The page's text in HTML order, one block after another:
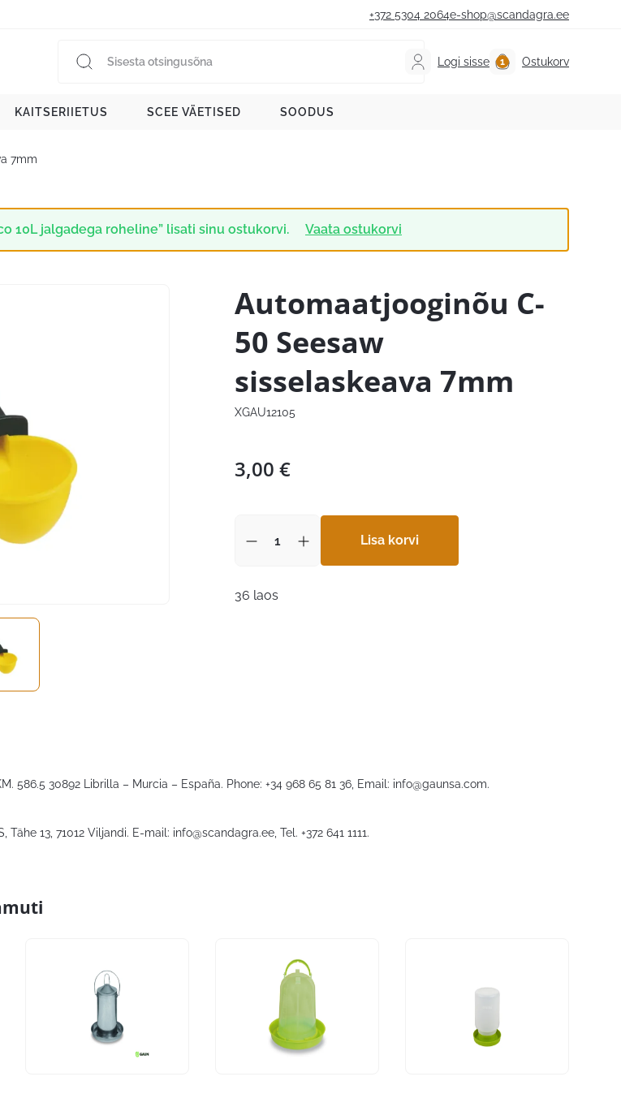
+372 5304 2064e-shop@scandagra.ee
Logi sisse Ostukorv
KAITSERIIETUS SCEE VÄETISED SOODUS
7mm
10L jalgadega roheline” lisati sinu ostukorvi. Vaata ostukorvi
Automaatjooginõu C-
50 Seesaw
sisselaskeava 7mm
XGAU12105
3,00 €
Lisa korvi
36 laos
586.5 30892 Librilla – Murcia – España. Phone: +34 968 65 81 36, Email: info@gaunsa.com.
Tähe 13, 71012 Viljandi. E-mail: info@scandagra.ee , Tel. +372 641 1111.